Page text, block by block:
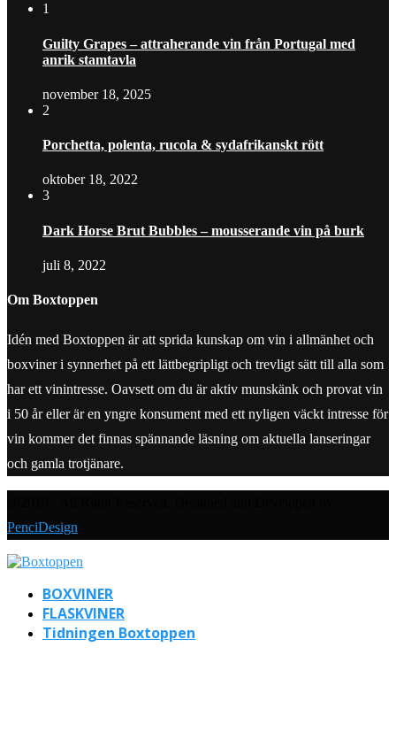
1
Guilty Grapes – attraherande vin från Portugal med
anrik stamtavla
november 18, 2025
2
Porchetta, polenta, rucola & sydafrikanskt rött
oktober 18, 2022
3
Dark Horse Brut Bubbles – mousserande vin på burk
juli 8, 2022
Om Boxtoppen
Idén med Boxtoppen är att sprida kunskap om vin i allmänhet och
boxviner i synnerhet på ett lättbegripligt och trevligt sätt till alla som
har ett vinintresse. Oavsett om du är aktiv munskänk och provat vin
i 50 år eller är en yngre konsument med ett nyligen väckt intresse för
vin kommer det finnas spännande läsning om aktuella lanseringar
och gamla trotjänare.
PenciDesign
BOXVINER
FLASKVINER
Tidningen Boxtoppen